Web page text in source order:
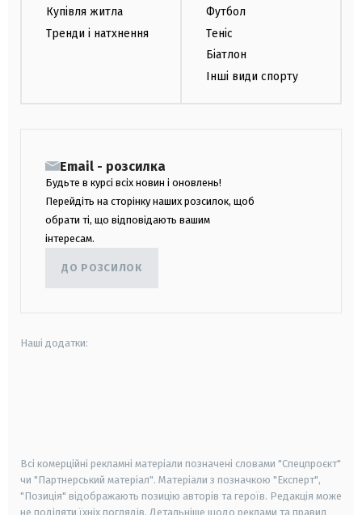
Купівля житла
Тренди і натхнення
Футбол
Теніс
Біатлон
Інші види спорту
Email - розсилка
Будьте в курсі всіх новин і оновлень!
Перейдіть на сторінку наших розсилок, щоб
обрати ті, що відповідають вашим
інтересам.
ДО РОЗСИЛОК
Наші додатки:
Всі комерційні рекламні матеріали позначені словами "Спецпроєкт"
чи "Партнерський матеріал". Матеріали з позначкою "Експерт",
"Позиція" відображають позицію авторів та героїв. Редакція може
не поділяти їхніх поглядів. Детальніше щодо реклами та правил